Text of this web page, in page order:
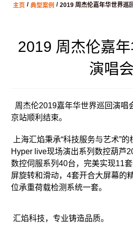
主页 / 典型案例 / 2019 周杰伦嘉年华世界巡
2019 周杰伦嘉
演唱会
周杰伦2019嘉年华世界巡回演唱
京站顺利结束。
上海汇焰秉承“科技服务与艺术”
Hyper live现场演出系列数控葫芦
数控伺服系列40台，完美实现11
屏旋转和滑动，4套开合大屏幕的
位承重荷载检测系统一套。
汇焰科技，专业铸造品质。